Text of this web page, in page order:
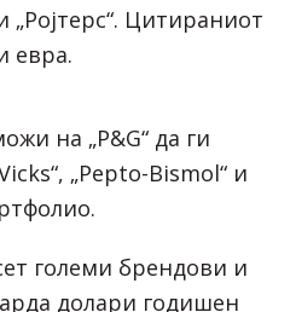
„Ројтерс“. Цитираниот
евра.
на „P&G“ да ги
„Pepto-Bismol“ и
големи брендови и
долари годишен